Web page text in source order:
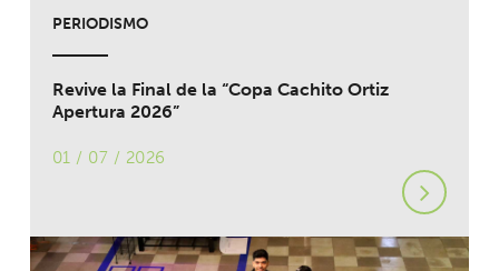
PERIODISMO
Revive la Final de la “Copa Cachito Ortiz
Apertura 2026”
01 / 07 / 2026